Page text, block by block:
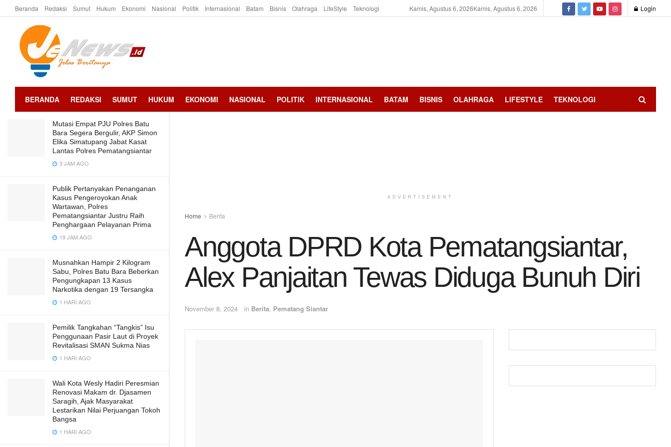
LATEST TRENDING
Anggota DPRD Kota Pematangsiantar,
Alex Panjaitan Tewas Diduga Bunuh
Mutasi Empat PJU Polres Batu
Bara Segera Bergulir, AKP Simon
Elika Simatupang Jabat Kasat
Lantas Polres Pematangsiantar
3 JAM AGO
Publik Pertanyakan Penanganan
Kasus Pengeroyokan Anak
Wartawan, Polres
Pematangsiantar Justru Raih
Penghargaan Pelayanan Prima
19 JAM AGO
Musnahkan Hampir 2 Kilogram
Sabu, Polres Batu Bara Beberkan
Pengungkapan 13 Kasus
Narkotika dengan 19 Tersangka
1 HARI AGO
Pemilik Tangkahan “Tangkis” Isu
Penggunaan Pasir Laut di Proyek
Revitalisasi SMAN Sukma Nias
1 HARI AGO
Wali Kota Wesly Hadiri Peresmian
Renovasi Makam dr. Djasamen
Saragih, Ajak Masyarakat
Lestarikan Nilai Perjuangan Tokoh
Bangsa
1 HARI AGO
Beranda Redaksi Sumut Hukum Ekonomi Nasional Politik Internasional Batam Bisnis Olahraga LifeStyle Teknologi Kamis, Agustus 6, 2026Kamis, Agustus 6, 2026 Login
BERANDA REDAKSI SUMUT HUKUM EKONOMI NASIONAL POLITIK INTERNASIONAL BATAM BISNIS OLAHRAGA LIFESTYLE TEKNOLOGI
ADVERTISEMENT
Home Berita
Anggota DPRD Kota Pematangsiantar,
Alex Panjaitan Tewas Diduga Bunuh Diri
November 8, 2024 in Berita, Pematang Siantar